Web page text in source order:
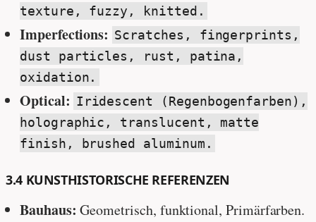
texture, fuzzy, knitted.
Imperfections: Scratches, fingerprints,
dust particles, rust, patina,
oxidation.
Optical: Iridescent (Regenbogenfarben),
holographic, translucent, matte
finish, brushed aluminum.
3.4 KUNSTHISTORISCHE REFERENZEN
Bauhaus: Geometrisch, funktional, Primärfarben.